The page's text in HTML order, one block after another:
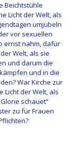
Beichtstühle
Licht der Welt, als
umjubeln
vor sexuellen
ernst nahm, dafür
Welt, als sie
und darum die
und in die
War Kirche zur
Licht der Welt, als
schauet“
zu für Frauen